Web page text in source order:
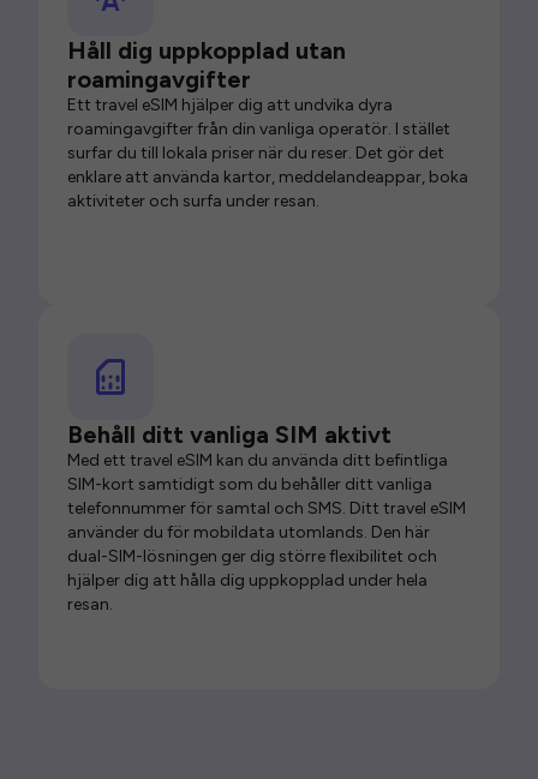
Håll dig uppkopplad utan
roamingavgifter
Ett travel eSIM hjälper dig att undvika dyra
roamingavgifter från din vanliga operatör. I stället
surfar du till lokala priser när du reser. Det gör det
enklare att använda kartor, meddelandeappar, boka
aktiviteter och surfa under resan.
Behåll ditt vanliga SIM aktivt
Med ett travel eSIM kan du använda ditt befintliga
SIM-kort samtidigt som du behåller ditt vanliga
telefonnummer för samtal och SMS. Ditt travel eSIM
använder du för mobildata utomlands. Den här
dual-SIM-lösningen ger dig större flexibilitet och
hjälper dig att hålla dig uppkopplad under hela
resan.